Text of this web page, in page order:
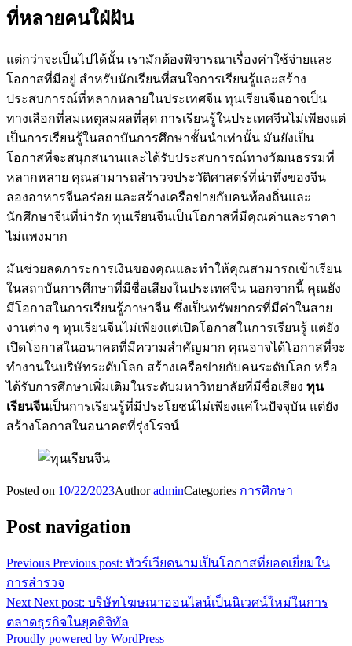
ที่หลายคนใฝ่ฝัน
แต่กว่าจะเป็นไปได้นั้น เรามักต้องพิจารณาเรื่องค่าใช้จ่ายและ
โอกาสที่มีอยู่ สำหรับนักเรียนที่สนใจการเรียนรู้และสร้าง
ประสบการณ์ที่หลากหลายในประเทศจีน ทุนเรียนจีนอาจเป็น
ทางเลือกที่สมเหตุสมผลที่สุด การเรียนรู้ในประเทศจีนไม่เพียงแต่
เป็นการเรียนรู้ในสถาบันการศึกษาชั้นนำเท่านั้น มันยังเป็น
โอกาสที่จะสนุกสนานและได้รับประสบการณ์ทางวัฒนธรรมที่
หลากหลาย คุณสามารถสำรวจประวัติศาสตร์ที่น่าทึ่งของจีน
ลองอาหารจีนอร่อย และสร้างเครือข่ายกับคนท้องถิ่นและ
นักศึกษาจีนที่น่ารัก ทุนเรียนจีนเป็นโอกาสที่มีคุณค่าและราคา
ไม่แพงมาก
มันช่วยลดภาระการเงินของคุณและทำให้คุณสามารถเข้าเรียน
ในสถาบันการศึกษาที่มีชื่อเสียงในประเทศจีน นอกจากนี้ คุณยัง
มีโอกาสในการเรียนรู้ภาษาจีน ซึ่งเป็นทรัพยากรที่มีค่าในสาย
งานต่าง ๆ ทุนเรียนจีนไม่เพียงแต่เปิดโอกาสในการเรียนรู้ แต่ยัง
เปิดโอกาสในอนาคตที่มีความสำคัญมาก คุณอาจได้โอกาสที่จะ
ทำงานในบริษัทระดับโลก สร้างเครือข่ายกับคนระดับโลก หรือ
ได้รับการศึกษาเพิ่มเติมในระดับมหาวิทยาลัยที่มีชื่อเสียง ทุน
เรียนจีนเป็นการเรียนรู้ที่มีประโยชน์ไม่เพียงแค่ในปัจจุบัน แต่ยัง
สร้างโอกาสในอนาคตที่รุ่งโรจน์
Posted on 10/22/2023AuthoradminCategories การศึกษา
Post navigation
Previous Previous post: ทัวร์เวียดนามเป็นโอกาสที่ยอดเยี่ยมใน
การสำรวจ
Next Next post: บริษัทโฆษณาออนไลน์เป็นนิเวศน์ใหม่ในการ
ตลาดธุรกิจในยุคดิจิทัล
Proudly powered by WordPress